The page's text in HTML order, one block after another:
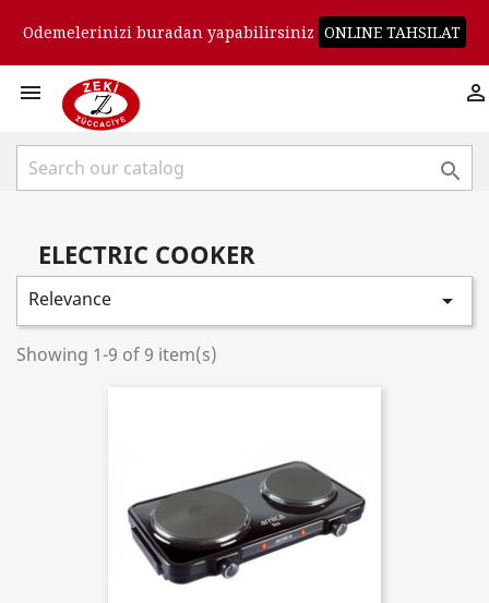
Odemelerinizi buradan yapabilirsiniz ONLINE TAHSILAT
 

ELECTRIC COOKER
Relevance 
Showing 1-9 of 9 item(s)